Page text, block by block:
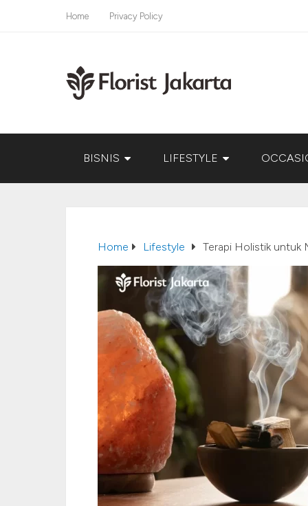
Home Privacy Policy
BISNIS LIFESTYLE
Home Lifestyle Terapi Holistik untuk